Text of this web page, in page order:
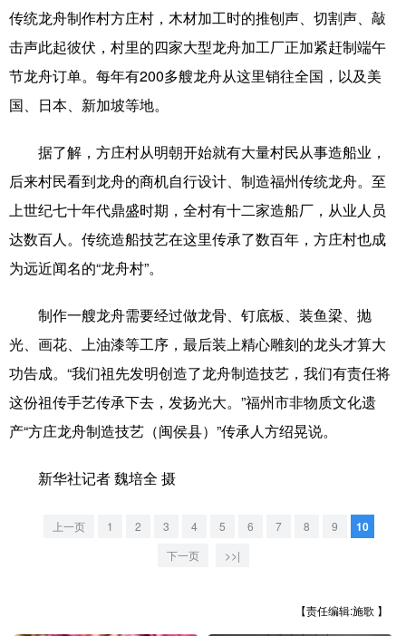
地方频道
北京 天津 河北 山西
辽宁 吉林
浙江 安徽 福建 江西
山东 河南 湖北 湖南
广东 广西 海南 重庆
四川 贵州
陕西 甘肃 青海 宁夏
新疆 内蒙古 黑龙江
多语种频道
Deutsch Português
传统龙舟制作村方庄村，木材加工时的推刨声、切割声、敲
击声此起彼伏，村里的四家大型龙舟加工厂正加紧赶制端午
节龙舟订单。每年有200多艘龙舟从这里销往全国，以及美
国、日本、新加坡等地。
据了解，方庄村从明朝开始就有大量村民从事造船业，
后来村民看到龙舟的商机自行设计、制造福州传统龙舟。至
上世纪七十年代鼎盛时期，全村有十二家造船厂，从业人员
达数百人。传统造船技艺在这里传承了数百年，方庄村也成
为远近闻名的“龙舟村”。
制作一艘龙舟需要经过做龙骨、钉底板、装鱼梁、抛
光、画花、上油漆等工序，最后装上精心雕刻的龙头才算大
功告成。“我们祖先发明创造了龙舟制造技艺，我们有责任将
这份祖传手艺传承下去，发扬光大。”福州市非物质文化遗
产“方庄龙舟制造技艺（闽侯县）”传承人方绍晃说。
新华社记者 魏培全 摄
上一页 1 2 3 4 5 6 7 8 9 10
下一页 >>|
【责任编辑:施歌 】